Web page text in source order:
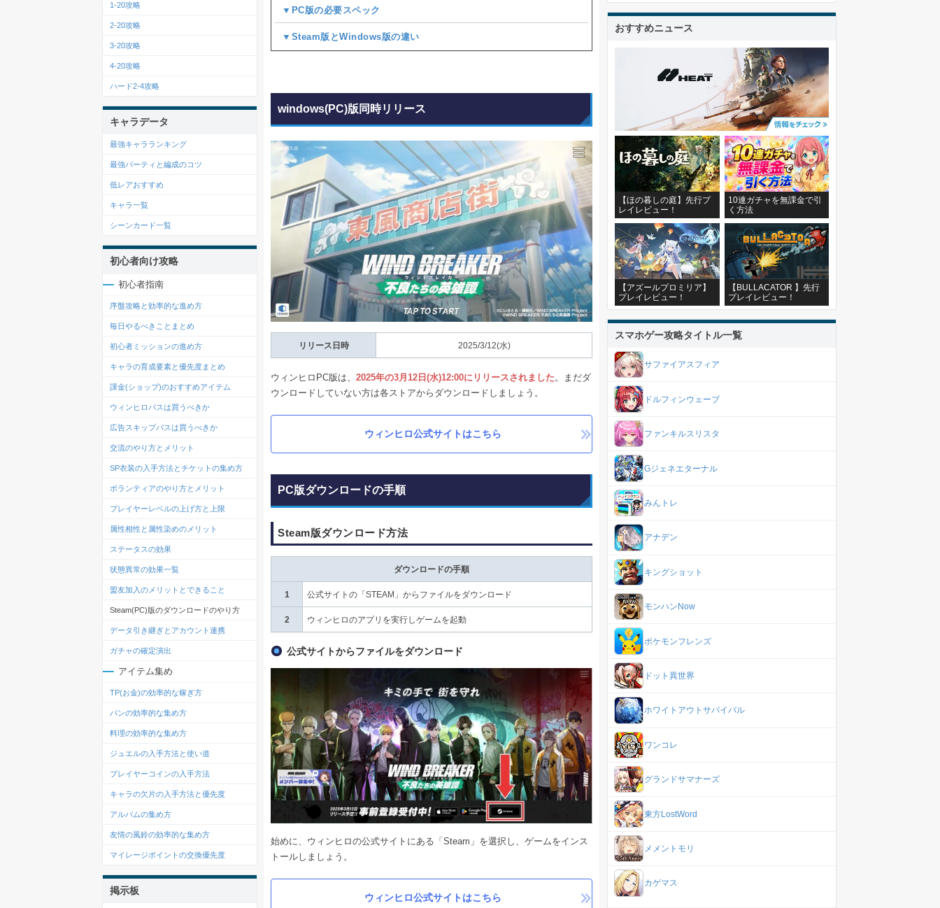
▼PC版の必要スペック
▼Steam版とWindows版の違い
windows(PC)版同時リリース
リリース日時 2025/3/12(水)
ウィンヒロPC版は、 2025年の3月12日(水)12:00にリリースされました。まだダ
ウンロードしていない方は各ストアからダウンロードしましょう。
ウィンヒロ公式サイトはこちら
PC版ダウンロードの手順
Steam版ダウンロード方法
ダウンロードの手順
1 公式サイトの「STEAM」からファイルをダウンロード
2 ウィンヒロのアプリを実行しゲームを起動
公式サイトからファイルをダウンロード
始めに、ウィンヒロの公式サイトにある「Steam」を選択し、ゲームをインス
トールしましょう。
ウィンヒロ公式サイトはこちら
1-20攻略
2-20攻略
3-20攻略
4-20攻略
ハード2-4攻略
キャラデータ
最強キャラランキング
最強パーティと編成のコツ
低レアおすすめ
キャラ一覧
シーンカード一覧
初心者向け攻略
初心者指南
序盤攻略と効率的な進め方
毎日やるべきことまとめ
初心者ミッションの進め方
キャラの育成要素と優先度まとめ
課金(ショップ)のおすすめアイテム
ウィンヒロパスは買うべきか
広告スキップパスは買うべきか
交流のやり方とメリット
SP衣装の入手方法とチケットの集め方
ボランティアのやり方とメリット
プレイヤーレベルの上げ方と上限
属性相性と属性染めのメリット
ステータスの効果
状態異常の効果一覧
盟友加入のメリットとできること
Steam(PC)版のダウンロードのやり方
データ引き継ぎとアカウント連携
ガチャの確定演出
アイテム集め
TP(お金)の効率的な稼ぎ方
パンの効率的な集め方
料理の効率的な集め方
ジュエルの入手方法と使い道
プレイヤーコインの入手方法
キャラの欠片の入手方法と優先度
アルバムの集め方
友情の風鈴の効率的な集め方
マイレージポイントの交換優先度
掲示板
おすすめニュース
【ほの暮しの庭】先行プ
レイレビュー！
10連ガチャを無課金で引
く方法
【アズールプロミリア】
プレイレビュー！
【BULLACATOR 】先行
プレイレビュー！
スマホゲー攻略タイトル一覧
サファイアスフィア
ドルフィンウェーブ
ファンキルスリスタ
Gジェネエターナル
みんトレ
アナデン
キングショット
モンハンNow
ポケモンフレンズ
ドット異世界
ホワイトアウトサバイバル
ワンコレ
グランドサマナーズ
東方LostWord
メメントモリ
カゲマス